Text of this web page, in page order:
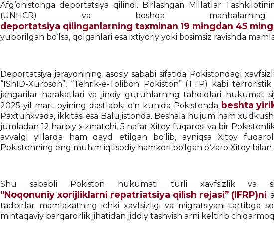
Afg‘onistonga deportatsiya qilindi. Birlashgan Millatlar
(UNHCR) va boshqa manbalarning
deportatsiya qilinganlarning taxminan 19 mingdan 45
yuborilgan bo‘lsa, qolganlari esa ixtiyoriy yoki bosimsiz ravishda
Deportatsiya jarayonining asosiy sababi sifatida Pokistondagi
“IShID-Xuroson”, “Tehrik-e-Tolibon Pokiston” (TTP) kabi
jangarilar harakatlari va jinoiy guruhlarning tahdidlari hukumat
2025-yil mart oyining dastlabki o‘n kunida Pokistonda beshta
Paxtunxvada, ikkitasi esa Balujistonda. Beshala hujum ham
jumladan 12 harbiy xizmatchi, 5 nafar Xitoy fuqarosi va bir
avvalgi yillarda ham qayd etilgan bo‘lib, ayniqsa Xitoy
Pokistonning eng muhim iqtisodiy hamkori bo‘lgan o‘zaro Xitoy bilan
Shu sababli Pokiston hukumati turli xavfsizlik va
“Noqonuniy xorijliklarni repatriatsiya qilish rejasi” (IFRP)ni
tadbirlar mamlakatning ichki xavfsizligi va migratsiyani tartibga
mintaqaviy barqarorlik jihatidan jiddiy tashvishlarni keltirib